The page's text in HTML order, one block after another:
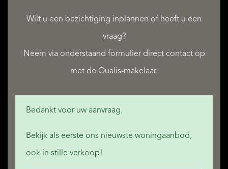
Wilt u een bezichtiging inplannen of heeft u een
vraag?
Neem via onderstaand formulier direct contact op
met de Qualis-makelaar.
Bedankt voor uw aanvraag.
Bekijk als eerste ons nieuwste woningaanbod,
ook in stille verkoop!
QUALIS INTERNATIONAL REALTY